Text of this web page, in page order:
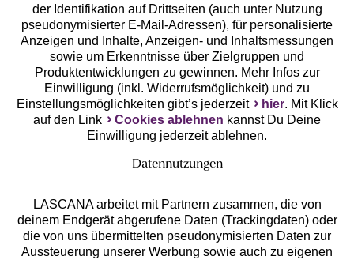
Unsere Apps
Services
der Identifikation auf Drittseiten (auch unter Nutzung
pseudonymisierter E-Mail-Adressen), für personalisierte
Anzeigen und Inhalte, Anzeigen- und Inhaltsmessungen
sowie um Erkenntnisse über Zielgruppen und
Produktentwicklungen zu gewinnen. Mehr Infos zur
Einwilligung (inkl. Widerrufsmöglichkeit) und zu
Einstellungsmöglichkeiten gibt’s jederzeit
hier. Mit Klick
auf den Link
Cookies ablehnen kannst Du Deine
Einwilligung jederzeit ablehnen.
Datennutzungen
LASCANA arbeitet mit Partnern zusammen, die von
deinem Endgerät abgerufene Daten (Trackingdaten) oder
die von uns übermittelten pseudonymisierten Daten zur
Aussteuerung unserer Werbung sowie auch zu eigenen